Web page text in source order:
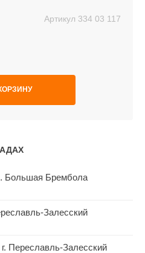
Артикул 334 03 117
Большая Брембола
Залесский
Переславль-Залесский